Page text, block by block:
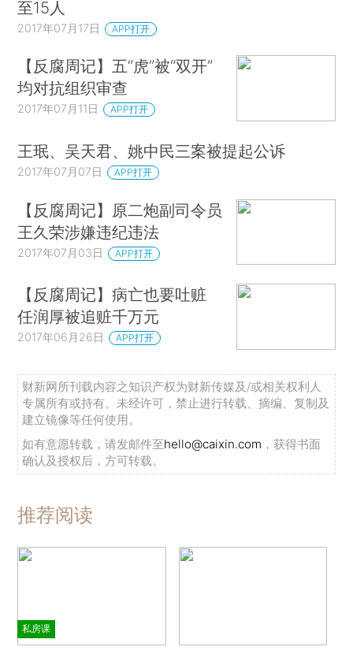
至15人
2017年07月17日 APP打开
【反腐周记】五“虎”被“双开”
均对抗组织审查
2017年07月11日 APP打开
王珉、吴天君、姚中民三案被提起公诉
2017年07月07日 APP打开
【反腐周记】原二炮副司令员
王久荣涉嫌违纪违法
2017年07月03日 APP打开
【反腐周记】病亡也要吐赃
任润厚被追赃千万元
2017年06月26日 APP打开
财新网所刊载内容之知识产权为财新传媒及/或相关权利人
专属所有或持有。未经许可，禁止进行转载、摘编、复制及
建立镜像等任何使用。
如有意愿转载，请发邮件至hello@caixin.com ，获得书面
确认及授权后，方可转载。
推荐阅读
私房课